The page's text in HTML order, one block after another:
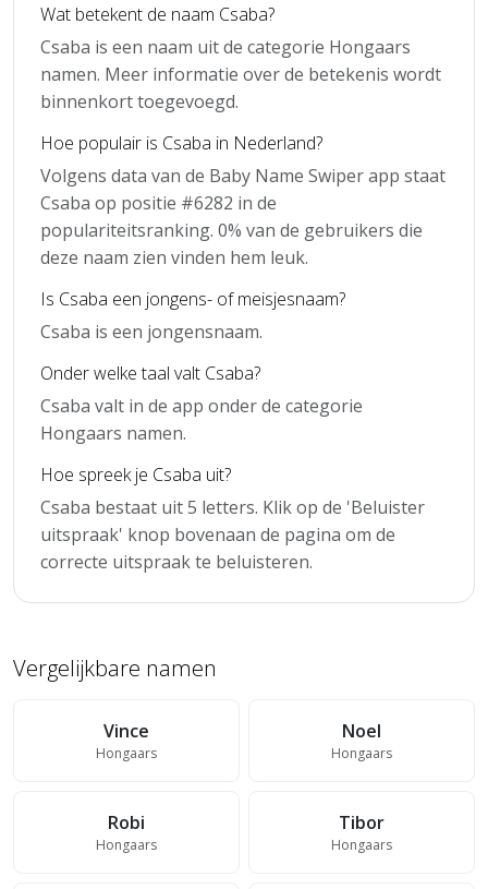
Wat betekent de naam Csaba?
Csaba is een naam uit de categorie Hongaars
namen. Meer informatie over de betekenis wordt
binnenkort toegevoegd.
Hoe populair is Csaba in Nederland?
Volgens data van de Baby Name Swiper app staat
Csaba op positie #6282 in de
populariteitsranking. 0% van de gebruikers die
deze naam zien vinden hem leuk.
Is Csaba een jongens- of meisjesnaam?
Csaba is een jongensnaam.
Onder welke taal valt Csaba?
Csaba valt in de app onder de categorie
Hongaars namen.
Hoe spreek je Csaba uit?
Csaba bestaat uit 5 letters. Klik op de 'Beluister
uitspraak' knop bovenaan de pagina om de
correcte uitspraak te beluisteren.
Vergelijkbare namen
Vince
Hongaars
Noel
Hongaars
Robi
Hongaars
Tibor
Hongaars